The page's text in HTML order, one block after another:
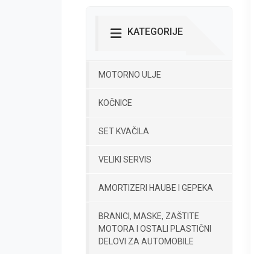
KATEGORIJE
MOTORNO ULJE
KOČNICE
SET KVAČILA
VELIKI SERVIS
AMORTIZERI HAUBE I GEPEKA
BRANICI, MASKE, ZAŠTITE
MOTORA I OSTALI PLASTIČNI
DELOVI ZA AUTOMOBILE